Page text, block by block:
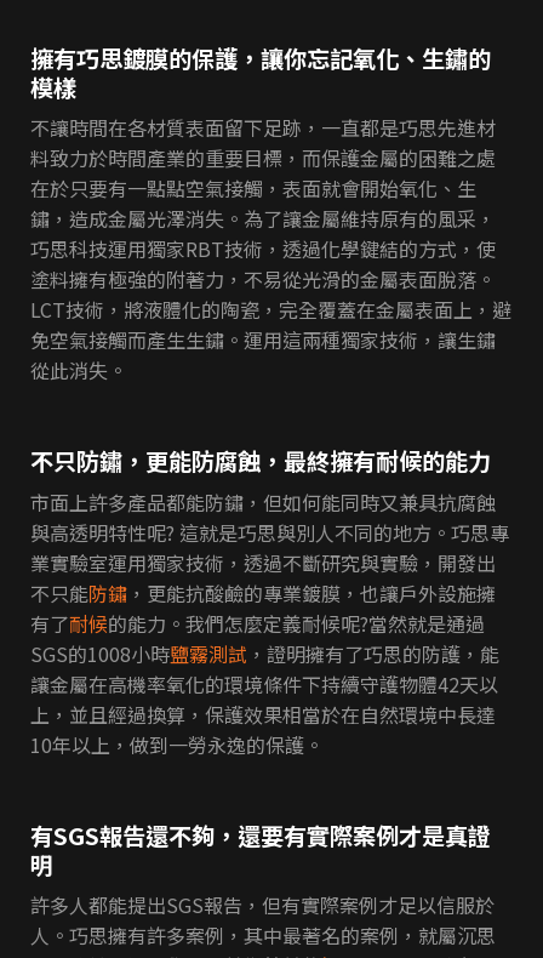
擁有巧思鍍膜的保護，讓你忘記氧化、生鏽的
模樣
不讓時間在各材質表面留下足跡，一直都是巧思先進材
料致力於時間產業的重要目標，而保護金屬的困難之處
在於只要有一點點空氣接觸，表面就會開始氧化、生
鏽，造成金屬光澤消失。為了讓金屬維持原有的風采，
巧思科技運用獨家RBT技術，透過化學鍵結的方式，使
塗料擁有極強的附著力，不易從光滑的金屬表面脫落。
LCT技術，將液體化的陶瓷，完全覆蓋在金屬表面上，避
免空氣接觸而產生生鏽。運用這兩種獨家技術，讓生鏽
從此消失。
不只防鏽，更能防腐蝕，最終擁有耐候的能力
市面上許多產品都能防鏽，但如何能同時又兼具抗腐蝕
與高透明特性呢? 這就是巧思與別人不同的地方。巧思專
業實驗室運用獨家技術，透過不斷研究與實驗，開發出
不只能防鏽 ，更能抗酸鹼的專業鍍膜，也讓戶外設施擁
有了耐候的能力。我們怎麼定義耐候呢?當然就是通過
SGS的1008小時鹽霧測試 ，證明擁有了巧思的防護，能
讓金屬在高機率氧化的環境條件下持續守護物體42天以
上，並且經過換算，保護效果相當於在自然環境中長達
10年以上，做到一勞永逸的保護。
有SGS報告還不夠，還要有實際案例才是真證
明
許多人都能提出SGS報告，但有實際案例才足以信服於
人。巧思擁有許多案例，其中最著名的案例，就屬沉思